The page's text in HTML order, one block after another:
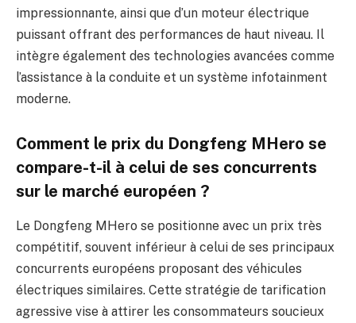
impressionnante, ainsi que d’un moteur électrique
puissant offrant des performances de haut niveau. Il
intègre également des technologies avancées comme
l’assistance à la conduite et un système infotainment
moderne.
Comment le prix du Dongfeng MHero se
compare-t-il à celui de ses concurrents
sur le marché européen ?
Le Dongfeng MHero se positionne avec un prix très
compétitif, souvent inférieur à celui de ses principaux
concurrents européens proposant des véhicules
électriques similaires. Cette stratégie de tarification
agressive vise à attirer les consommateurs soucieux